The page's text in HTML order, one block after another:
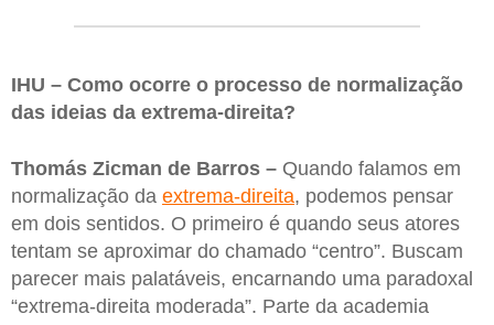
IHU – Como ocorre o processo de normalização
das ideias da extrema-direita?
Thomás Zicman de Barros – Quando falamos em
normalização da extrema-direita, podemos pensar
em dois sentidos. O primeiro é quando seus atores
tentam se aproximar do chamado “centro”. Buscam
parecer mais palatáveis, encarnando uma paradoxal
“extrema-direita moderada”. Parte da academia